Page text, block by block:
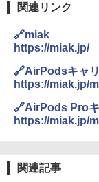
関連リンク
🔗miak
https://miak.jp/
🔗AirPodsキャ
https://miak.jp/
🔗AirPods Pro
https://miak.jp/
関連記事